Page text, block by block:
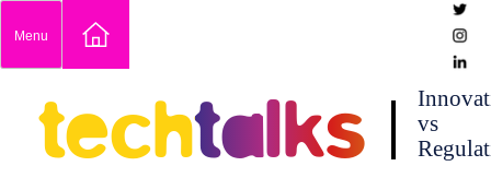
content
Menu
techtalks
vs